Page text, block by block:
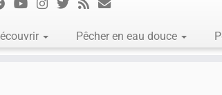
Pêcher en eau douce